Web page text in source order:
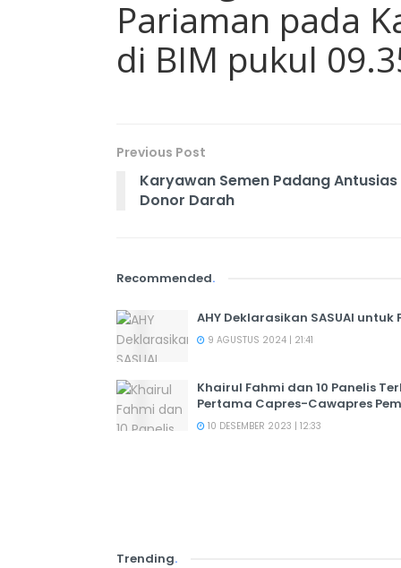
Pariaman pada
di BIM pukul
Previous Post
Karyawan Semen Padang Antusias
Donor Darah
Recommended.
AHY Deklarasikan SASUAI
9 AGUSTUS 2024 | 21:41
Khairul Fahmi dan 10 Panelis
Pertama Capres-Cawapres
10 DESEMBER 2023 | 12:33
Trending.